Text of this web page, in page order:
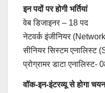
इन पदों पर होगी भर्तियां
वेब डिजाइनर – 18 पद
नेटवर्क इंजीनियर
सीनियर सिस्टम
प्रोग्रामर डाटा एनालिस्ट-
वॉक-इन-इंटरव्यू से होगा चयन